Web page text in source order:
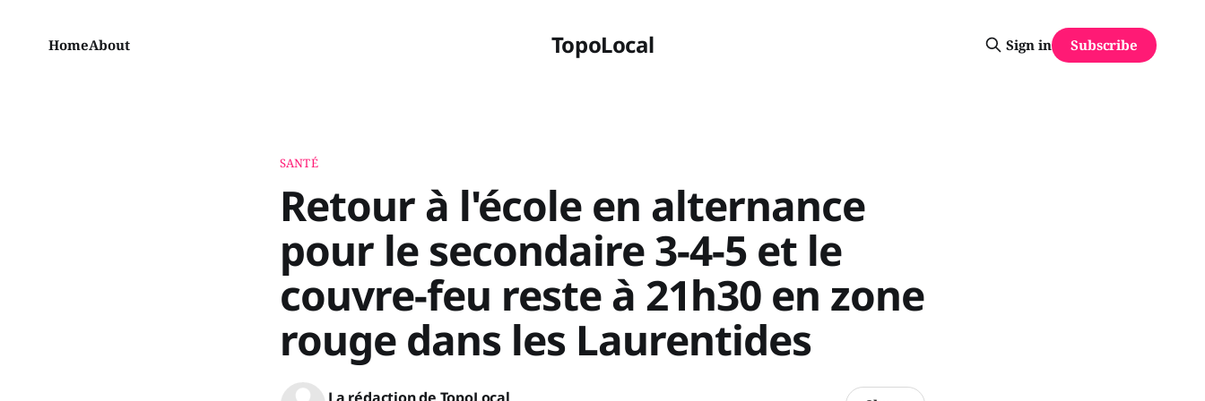
TopoLocal
HomeAbout Sign in Subscribe
SANTÉ
Retour à l'école en alternance
pour le secondaire 3-4-5 et le
couvre-feu reste à 21h30 en zone
rouge dans les Laurentides
La rédaction de TopoLocal